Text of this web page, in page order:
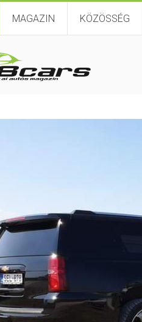
MAGAZIN KÖZÖSSÉG